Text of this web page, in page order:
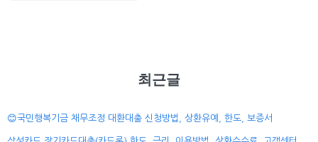
최근글
😊국민행복기금 채무조정 대환대출 신청방법, 상환유예, 한도, 보증서